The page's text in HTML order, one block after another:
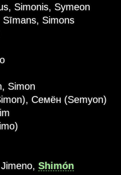
Simonis, Symeon
Simons
Simon
Семён (Semyon)
Shimón